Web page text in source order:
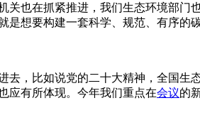
关也在抓紧推进，我们生态环境部门
想要构建一套科学、规范、有序的
去，比如说党的二十大精神，全国
应有所体现。今年我们重点在会议的